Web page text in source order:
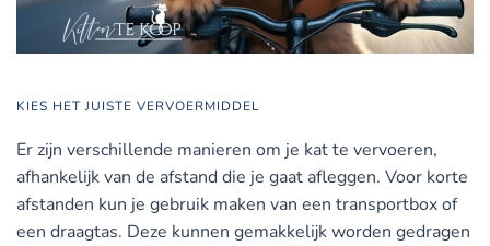
KIES HET JUISTE VERVOERMIDDEL
Er zijn verschillende manieren om je kat te vervoeren,
afhankelijk van de afstand die je gaat afleggen. Voor korte
afstanden kun je gebruik maken van een transportbox of
een draagtas. Deze kunnen gemakkelijk worden gedragen